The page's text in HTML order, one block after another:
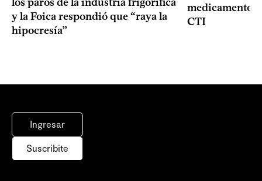
y la Foica respondió que “raya la
hipocresía”
medicamentos
CTI
Ingresar
Suscribite